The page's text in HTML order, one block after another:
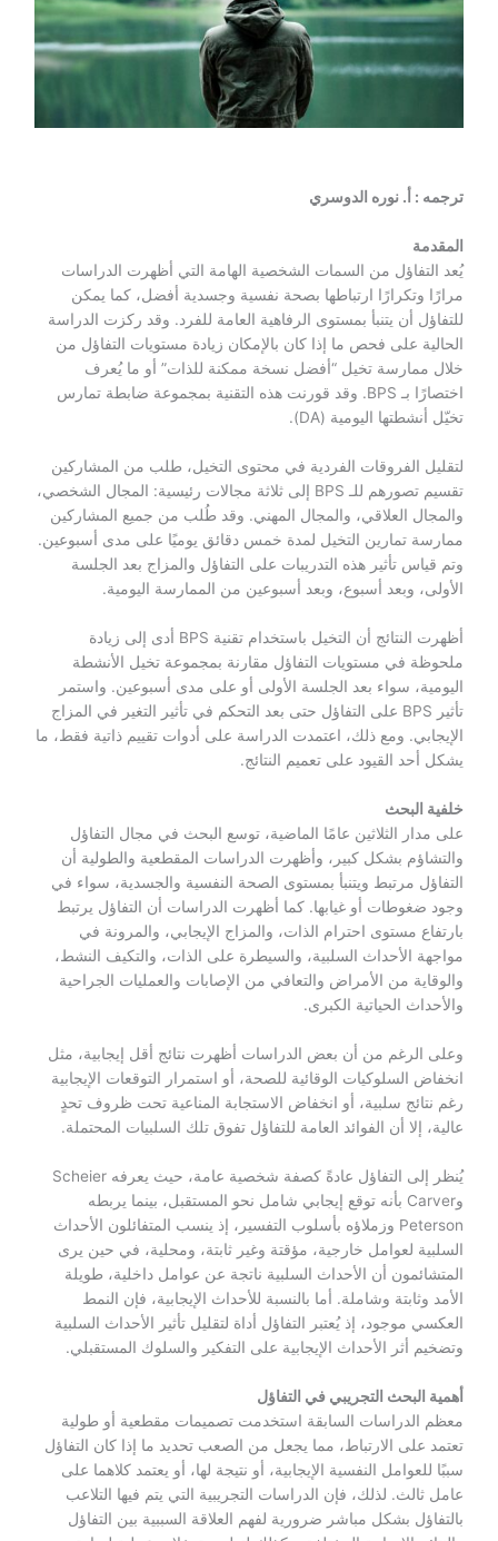
ترجمه : أ. نوره الدوسري
المقدمة
يُعد التفاؤل من السمات الشخصية الهامة التي أظهرت الدراسات
مرارًا وتكرارًا ارتباطها بصحة نفسية وجسدية أفضل، كما يمكن
للتفاؤل أن يتنبأ بمستوى الرفاهية العامة للفرد. وقد ركزت الدراسة
الحالية على فحص ما إذا كان بالإمكان زيادة مستويات التفاؤل من
خلال ممارسة تخيل “أفضل نسخة ممكنة للذات” أو ما يُعرف
اختصارًا بـ BPS. وقد قورنت هذه التقنية بمجموعة ضابطة تمارس
تخيّل أنشطتها اليومية (DA).
لتقليل الفروقات الفردية في محتوى التخيل، طلب من المشاركين
تقسيم تصورهم للـ BPS إلى ثلاثة مجالات رئيسية: المجال الشخصي،
والمجال العلاقي، والمجال المهني. وقد طُلب من جميع المشاركين
ممارسة تمارين التخيل لمدة خمس دقائق يوميًا على مدى أسبوعين.
وتم قياس تأثير هذه التدريبات على التفاؤل والمزاج بعد الجلسة
الأولى، وبعد أسبوع، وبعد أسبوعين من الممارسة اليومية.
أظهرت النتائج أن التخيل باستخدام تقنية BPS أدى إلى زيادة
ملحوظة في مستويات التفاؤل مقارنة بمجموعة تخيل الأنشطة
اليومية، سواء بعد الجلسة الأولى أو على مدى أسبوعين. واستمر
تأثير BPS على التفاؤل حتى بعد التحكم في تأثير التغير في المزاج
الإيجابي. ومع ذلك، اعتمدت الدراسة على أدوات تقييم ذاتية فقط، ما
يشكل أحد القيود على تعميم النتائج.
خلفية البحث
على مدار الثلاثين عامًا الماضية، توسع البحث في مجال التفاؤل
والتشاؤم بشكل كبير، وأظهرت الدراسات المقطعية والطولية أن
التفاؤل مرتبط ويتنبأ بمستوى الصحة النفسية والجسدية، سواء في
وجود ضغوطات أو غيابها. كما أظهرت الدراسات أن التفاؤل يرتبط
بارتفاع مستوى احترام الذات، والمزاج الإيجابي، والمرونة في
مواجهة الأحداث السلبية، والسيطرة على الذات، والتكيف النشط،
والوقاية من الأمراض والتعافي من الإصابات والعمليات الجراحية
والأحداث الحياتية الكبرى.
وعلى الرغم من أن بعض الدراسات أظهرت نتائج أقل إيجابية، مثل
انخفاض السلوكيات الوقائية للصحة، أو استمرار التوقعات الإيجابية
رغم نتائج سلبية، أو انخفاض الاستجابة المناعية تحت ظروف تحدٍ
عالية، إلا أن الفوائد العامة للتفاؤل تفوق تلك السلبيات المحتملة.
يُنظر إلى التفاؤل عادةً كصفة شخصية عامة، حيث يعرفه Scheier
وCarver بأنه توقع إيجابي شامل نحو المستقبل، بينما يربطه
Peterson وزملاؤه بأسلوب التفسير، إذ ينسب المتفائلون الأحداث
السلبية لعوامل خارجية، مؤقتة وغير ثابتة، ومحلية، في حين يرى
المتشائمون أن الأحداث السلبية ناتجة عن عوامل داخلية، طويلة
الأمد وثابتة وشاملة. أما بالنسبة للأحداث الإيجابية، فإن النمط
العكسي موجود، إذ يُعتبر التفاؤل أداة لتقليل تأثير الأحداث السلبية
وتضخيم أثر الأحداث الإيجابية على التفكير والسلوك المستقبلي.
أهمية البحث التجريبي في التفاؤل
معظم الدراسات السابقة استخدمت تصميمات مقطعية أو طولية
تعتمد على الارتباط، مما يجعل من الصعب تحديد ما إذا كان التفاؤل
سببًا للعوامل النفسية الإيجابية، أو نتيجة لها، أو يعتمد كلاهما على
عامل ثالث. لذلك، فإن الدراسات التجريبية التي يتم فيها التلاعب
بالتفاؤل بشكل مباشر ضرورية لفهم العلاقة السببية بين التفاؤل